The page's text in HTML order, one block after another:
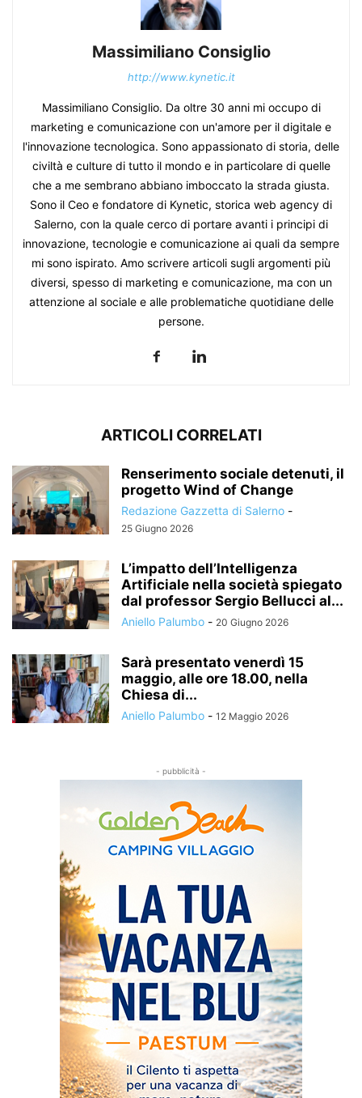
Massimiliano Consiglio
http://www.kynetic.it
Massimiliano Consiglio. Da oltre 30 anni mi occupo di
marketing e comunicazione con un'amore per il digitale e
l'innovazione tecnologica. Sono appassionato di storia, delle
civiltà e culture di tutto il mondo e in particolare di quelle
che a me sembrano abbiano imboccato la strada giusta.
Sono il Ceo e fondatore di Kynetic, storica web agency di
Salerno, con la quale cerco di portare avanti i principi di
innovazione, tecnologie e comunicazione ai quali da sempre
mi sono ispirato. Amo scrivere articoli sugli argomenti più
diversi, spesso di marketing e comunicazione, ma con un
attenzione al sociale e alle problematiche quotidiane delle
persone.
ARTICOLI CORRELATI
Renserimento sociale detenuti, il
progetto Wind of Change
Redazione Gazzetta di Salerno -
25 Giugno 2026
L’impatto dell’Intelligenza
Artificiale nella società spiegato
dal professor Sergio Bellucci al...
Aniello Palumbo - 20 Giugno 2026
Sarà presentato venerdì 15
maggio, alle ore 18.00, nella
Chiesa di...
Aniello Palumbo - 12 Maggio 2026
- pubblicità -